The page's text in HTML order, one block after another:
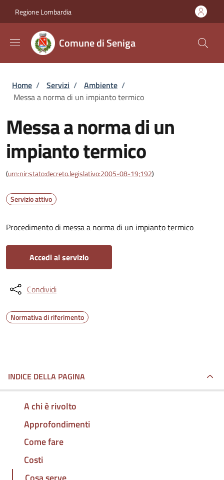
Regione Lombardia
Comune di Seniga
Briciole di pane
Home / Servizi / Ambiente /
Messa a norma di un impianto termico
Messa a norma di un
impianto termico
(urn:nir:stato:decreto.legislativo:2005-08-19;192)
Servizio attivo
Procedimento di messa a norma di un impianto termico
Accedi al servizio
Condividi
Normativa di riferimento
INDICE DELLA PAGINA
A chi è rivolto
Approfondimenti
Come fare
Costi